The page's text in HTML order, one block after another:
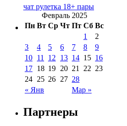
чат рулетка 18+ пары
Февраль 2025
Пн Вт Ср Чт Пт Сб Вс
« Янв Мар »
1
2
3
4 5 6 7 8
9
10 11 12 13 14 15 16
17 18 19 20 21 22 23
24 25 26 27 28
Партнеры